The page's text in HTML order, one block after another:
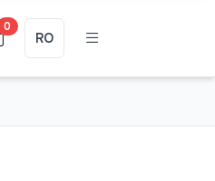
0
RO